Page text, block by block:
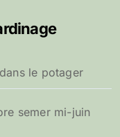
le potager
semer mi-juin